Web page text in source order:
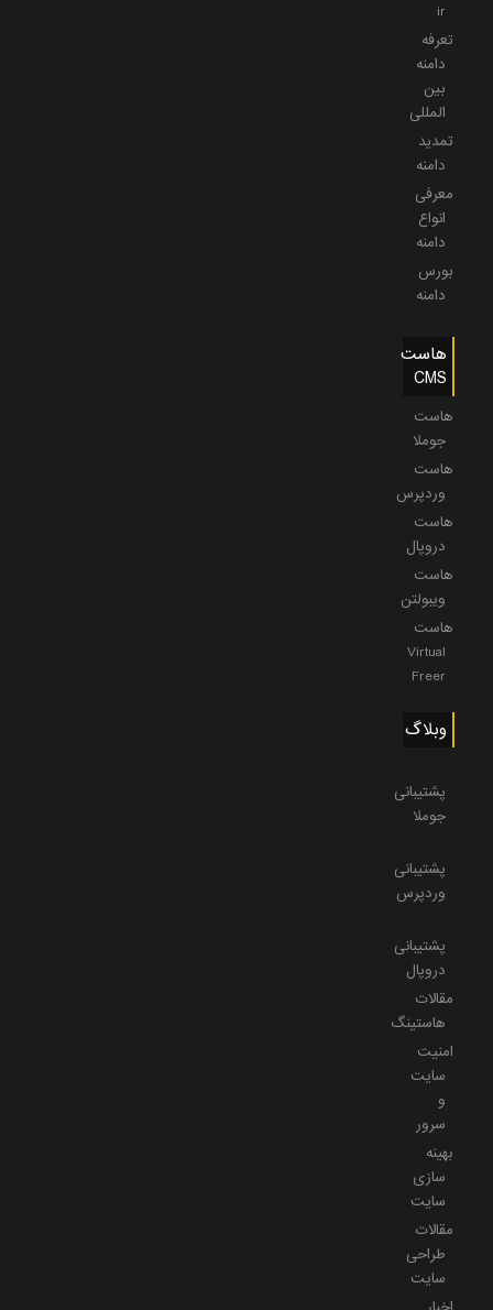
ir
تعرفه
دامنه
بین
المللی
تمدید
دامنه
معرفی
انواع
دامنه
بورس
دامنه
هاست
CMS
هاست
جوملا
هاست
وردپرس
هاست
دروپال
هاست
ویبولتن
هاست
Virtual
Freer
وبلاگ
پشتیبانی
جوملا
پشتیبانی
وردپرس
پشتیبانی
دروپال
مقالات
هاستینگ
امنیت
سایت
و
سرور
بهینه
سازی
سایت
مقالات
طراحی
سایت